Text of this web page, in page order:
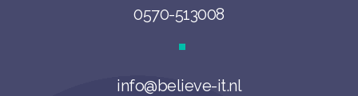
0570-513008
info@believe-it.nl